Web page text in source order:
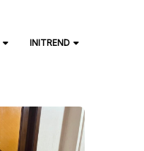
INITREND